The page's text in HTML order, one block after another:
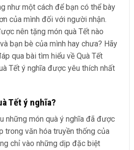
như một cách để bạn có thể bày
của mình đối với người nhận.
nên tặng món quà Tết nào
bạn bè của mình hay chưa? Hãy
qua bài tìm hiểu về Quà Tết
Tết ý nghĩa được yêu thích nhất
Tết ý nghĩa?
những món quà ý nghĩa đã được
trong văn hóa truyền thống của
chỉ vào những dịp đặc biệt